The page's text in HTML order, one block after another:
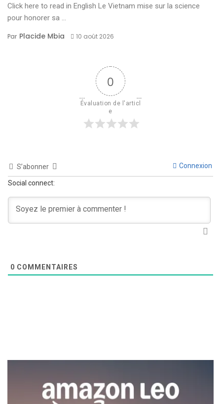
Click here to read in English Le Vietnam mise sur la science
pour honorer sa ...
Par Placide Mbia 10 août 2026
0
Évaluation de l'articl
e
S’abonner Connexion
Social connect:
0 COMMENTAIRES